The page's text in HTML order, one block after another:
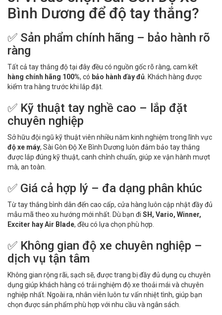
Bình Dương để độ tay thắng?
✅ Sản phẩm chính hãng – bảo hành rõ
ràng
Tất cả tay thắng độ tại đây đều có nguồn gốc rõ ràng, cam kết
hàng chính hãng 100%, có bảo hành đầy đủ . Khách hàng được
kiểm tra hàng trước khi lắp đặt.
✅ Kỹ thuật tay nghề cao – lắp đặt
chuyên nghiệp
Sở hữu đội ngũ kỹ thuật viên nhiều năm kinh nghiệm trong lĩnh vực
độ xe máy, Sài Gòn Độ Xe Bình Dương luôn đảm bảo tay thắng
được lắp đúng kỹ thuật, canh chỉnh chuẩn, giúp xe vận hành mượt
mà, an toàn.
✅ Giá cả hợp lý – đa dạng phân khúc
Từ tay thắng bình dân đến cao cấp, cửa hàng luôn cập nhật đầy đủ
mẫu mã theo xu hướng mới nhất. Dù bạn đi SH, Vario, Winner,
Exciter hay Air Blade, đều có lựa chọn phù hợp.
✅ Không gian độ xe chuyên nghiệp –
dịch vụ tận tâm
Không gian rộng rãi, sạch sẽ, được trang bị đầy đủ dụng cụ chuyên
dụng giúp khách hàng có trải nghiệm độ xe thoải mái và chuyên
nghiệp nhất. Ngoài ra, nhân viên luôn tư vấn nhiệt tình, giúp bạn
chọn được sản phẩm phù hợp với nhu cầu và ngân sách.